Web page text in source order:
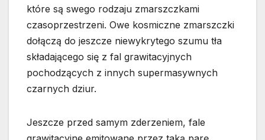
które są swego rodzaju zmarszczkami
czasoprzestrzeni. Owe kosmiczne zmarszczki
dołączą do jeszcze niewykrytego szumu tła
składającego się z fal grawitacyjnych
pochodzących z innych supermasywnych
czarnych dziur.
Jeszcze przed samym zderzeniem, fale